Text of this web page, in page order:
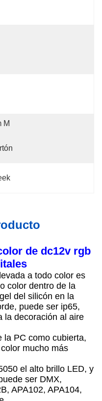
M
de dc12v rgb
a todo color es
color dentro de la
del silicón en la
puede ser ip65,
la decoración al aire
la PC como cubierta,
mucho más
el alto brillo LED, y
ser DMX,
APA102, APA104,